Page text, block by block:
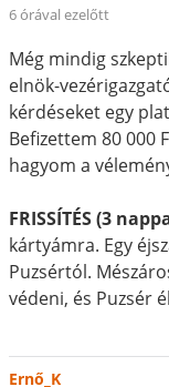
6 órával ezelőtt
Még mindig
elnök-
kérdéseket egy
Befizettem 80 000
hagyom a
FRISSÍTÉS (3
kártyámra. Egy
Puzsértól.
védeni, és Puzsér
Ernő_K